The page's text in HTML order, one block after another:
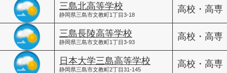
三島北高等学校
静岡県三島市文教町1丁目3-18
高校・高専
三島長陵高等学校
静岡県三島市文教町1丁目3-93
高校・高専
日本大学三島高等学校
静岡県三島市文教町2丁目31-145
高校・高専